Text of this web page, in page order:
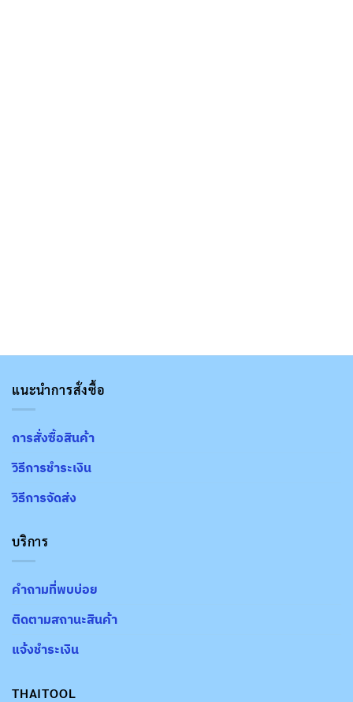
แนะนำการสั่งซื้อ
การสั่งซื้อสินค้า
วิธีการชำระเงิน
วิธีการจัดส่ง
บริการ
คำถามที่พบบ่อย
ติดตามสถานะสินค้า
แจ้งชำระเงิน
THAITOOL